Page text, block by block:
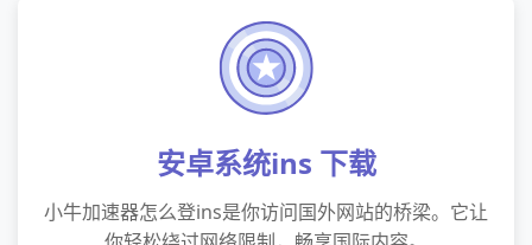
安卓系统ins 下载
小牛加速器怎么登ins是你访问国外网站的桥梁。它让